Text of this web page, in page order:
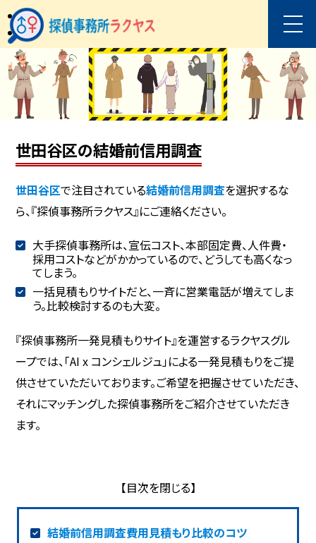
世田谷区の結婚前信用調査
世田谷区で注目されている結婚前信用調査を選択するな
ら、『探偵事務所ラクヤス』にご連絡ください。
大手探偵事務所は、宣伝コスト、本部固定費、人件費・
採用コストなどがかかっているので、どうしても高くなっ
てしまう。
一括見積もりサイトだと、一斉に営業電話が増えてしま
う。比較検討するのも大変。
『探偵事務所一発見積もりサイト』を運営するラクヤスグル
ープでは、「AI x コンシェルジュ」による一発見積もりをご提
供させていただいております。ご希望を把握させていただき、
それにマッチングした探偵事務所をご紹介させていただき
ます。
結婚前信用調査費用見積もり比較のコツ